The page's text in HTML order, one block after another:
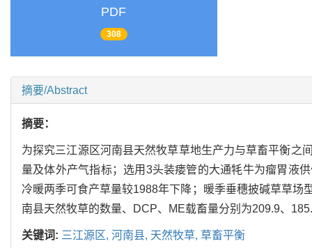
PDF
308
摘要/Abstract
摘要：
为探究三江源区河南县天然牧草草地生产力与草畜平衡之
量及体外产气指标；选用3头装瘘管的大通牦牛为瘤胃液
冷暖两季可食产草量较1988年下降；暖季垂穗披碱草草
南县天然牧草的数量、DCP、ME载畜量分别为209.9、
关键词: 三江源区, 河南县, 天然牧草, 草畜平衡